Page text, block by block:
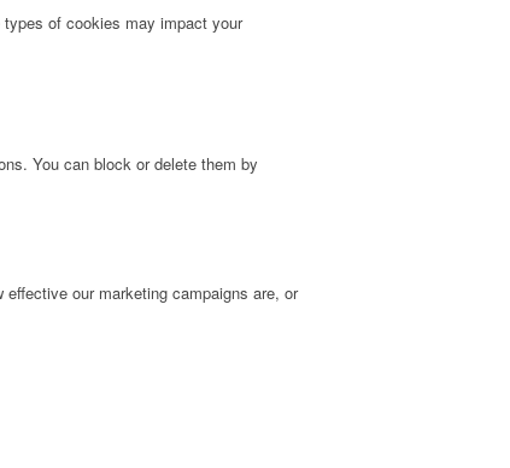
of cookies may impact your
You can block or delete them by
our marketing campaigns are, or